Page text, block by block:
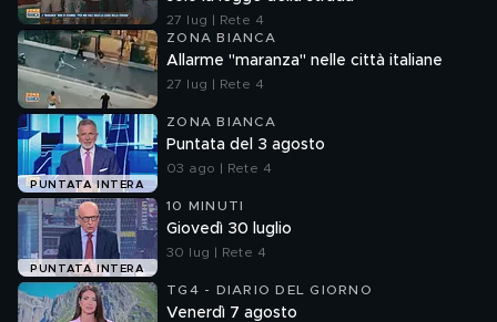
27 lug | Rete 4
ZONA BIANCA
Allarme "maranza" nelle città italiane
27 lug | Rete 4
PUNTATA INTERA
ZONA BIANCA
Puntata del 3 agosto
03 ago | Rete 4
PUNTATA INTERA
10 MINUTI
Giovedì 30 luglio
30 lug | Rete 4
TG4 - DIARIO DEL GIORNO
Venerdì 7 agosto